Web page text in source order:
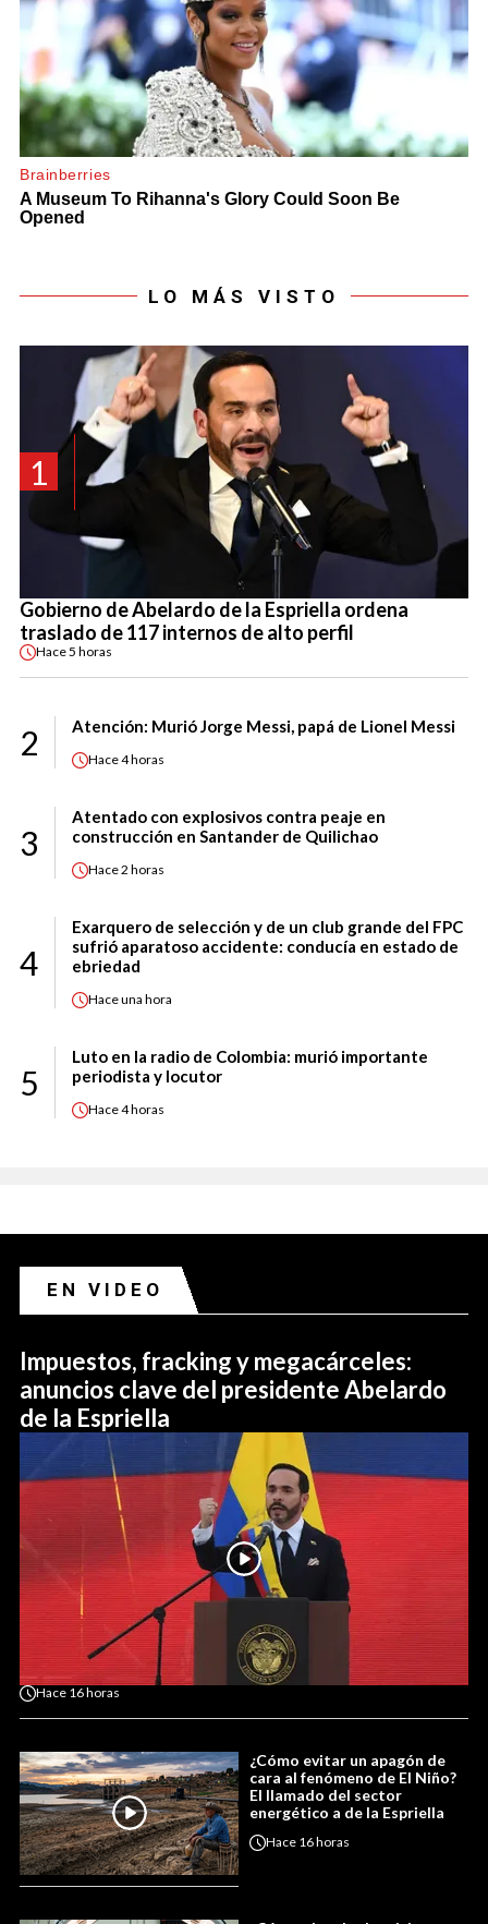
LO MÁS VISTO
1
Gobierno de Abelardo de la Espriella ordena
traslado de 117 internos de alto perfil
Hace5 horas
2 Atención: Murió Jorge Messi, papá de Lionel Messi
Hace4 horas
3
Atentado con explosivos contra peaje en
construcción en Santander de Quilichao
Hace2 horas
4
Exarquero de selección y de un club grande del FPC
sufrió aparatoso accidente: conducía en estado de
ebriedad
Haceuna hora
5
Luto en la radio de Colombia: murió importante
periodista y locutor
Hace4 horas
EN VIDEO
Impuestos, fracking y megacárceles:
anuncios clave del presidente Abelardo
de la Espriella
Hace 16 horas
¿Cómo evitar un apagón de
cara al fenómeno de El Niño?
El llamado del sector
energético a de la Espriella
Hace 16 horas